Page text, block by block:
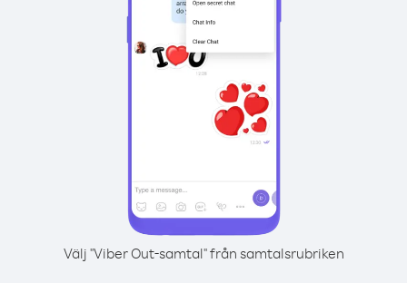
Välj "Viber Out-samtal" från samtalsrubriken